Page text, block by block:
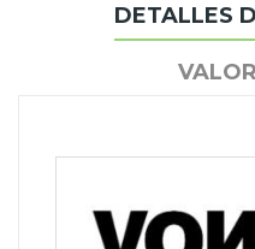
DETALLES